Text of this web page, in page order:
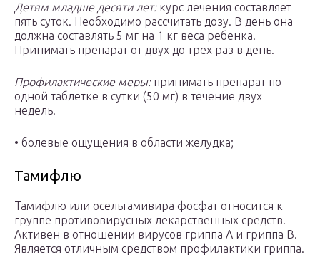
Детям младше десяти лет:курс лечения составляет
пять суток. Необходимо рассчитать дозу. В день она
должна составлять 5 мг на 1 кг веса ребенка.
Принимать препарат от двух до трех раз в день.
Профилактические меры:принимать препарат по
одной таблетке в сутки (50 мг) в течение двух
недель.
• болевые ощущения в области желудка;
Тамифлю
Тамифлю или осельтамивира фосфат относится к
группе противовирусных лекарственных средств.
Активен в отношении вирусов гриппа A и гриппа B.
Является отличным средством профилактики гриппа.